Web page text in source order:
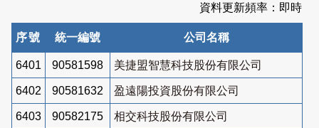
資料更新頻率：即時
序號 統一編號 公司名稱
6401 90581598 美捷盟智慧科技股份有限公司
6402 90581632 盈遠陽投資股份有限公司
6403 90582175 相交科技股份有限公司